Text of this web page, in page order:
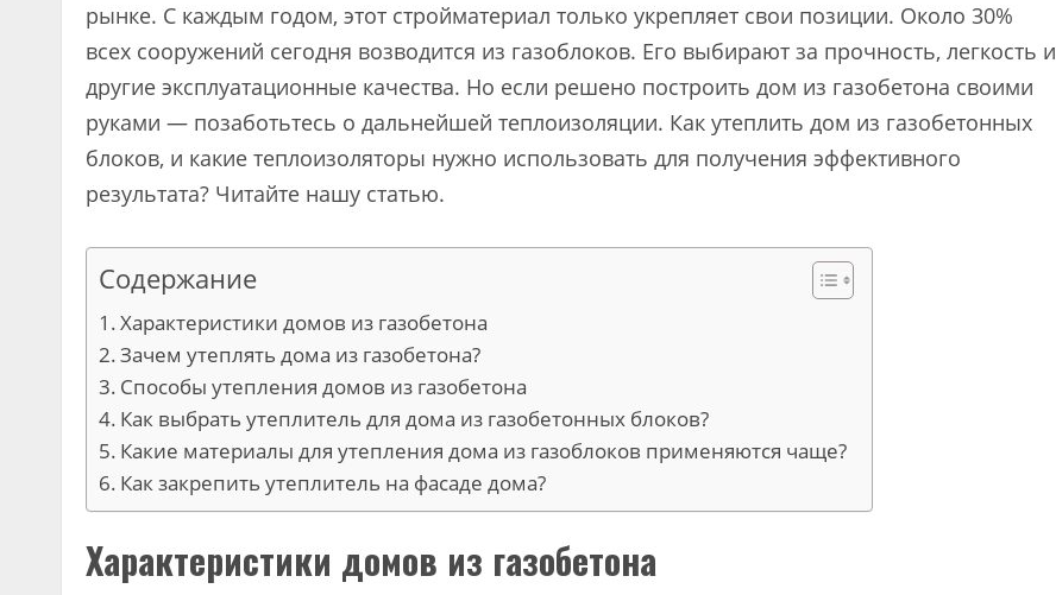
рынке. С каждым годом, этот стройматериал только укрепляет свои позиции. Около 30%
всех сооружений сегодня возводится из газоблоков. Его выбирают за прочность, легкость и
другие эксплуатационные качества. Но если решено построить дом из газобетона своими
руками — позаботьтесь о дальнейшей теплоизоляции. Как утеплить дом из газобетонных
блоков, и какие теплоизоляторы нужно использовать для получения эффективного
результата? Читайте нашу статью.
Содержание
Характеристики домов из газобетона
Зачем утеплять дома из газобетона?
Способы утепления домов из газобетона
Как выбрать утеплитель для дома из газобетонных блоков?
Какие материалы для утепления дома из газоблоков применяются чаще?
Как закрепить утеплитель на фасаде дома?
Характеристики домов из газобетона